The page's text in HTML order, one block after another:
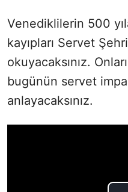
Venediklilerin 500
kayıpları Servet
okuyacaksınız.
bugünün servet
anlayacaksınız.